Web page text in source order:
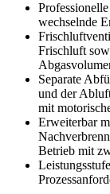
wechselnde
Frischluft
Separate
und der
mit
Erweiterbar
Betrieb mit